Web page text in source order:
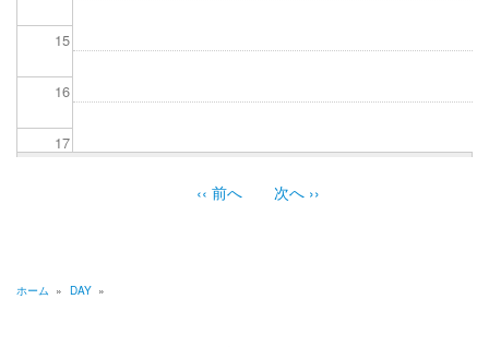
15
16
17
20
送
り
‹‹ 前へ 次へ ››
ホーム » DAY »